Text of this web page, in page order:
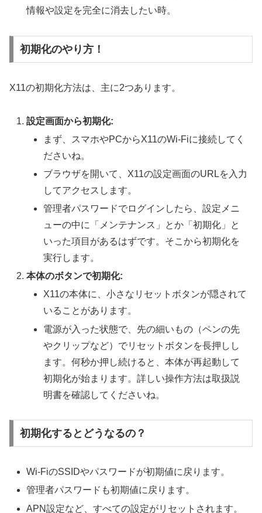
情報や設定を完全に消去したい時。
初期化のやり方！
X11の初期化方法は、主に2つあります。
設定画面から初期化:
まず、スマホやPCからX11のWi-Fiに接続してく
ださいね。
ブラウザを開いて、X11の設定画面のURLを入力
してアクセスします。
管理者パスワードでログインしたら、設定メニ
ューの中に「メンテナンス」とか「初期化」と
いった項目があるはずです。そこから初期化を
実行します。
本体のボタンで初期化:
X11の本体に、小さなリセットボタンが隠されて
いることがあります。
電源が入った状態で、先の細いもの（ペンの先
やクリップなど）でリセットボタンを長押しし
ます。何秒か押し続けると、本体が再起動して
初期化が始まります。詳しい操作方法は取扱説
明書を確認してくださいね。
初期化するとどうなるの？
Wi-FiのSSIDやパスワードが初期値に戻ります。
管理者パスワードも初期値に戻ります。
APN設定など、すべての設定がリセットされます。